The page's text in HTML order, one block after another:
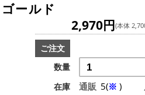
ールド
2,970円(本体
ご注文
数量
在庫
通販 5(※ )